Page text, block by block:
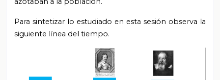
Para sintetizar lo estudiado en esta sesión observa la
siguiente línea del tiempo.